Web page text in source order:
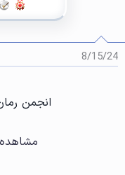
8/15/24
انجمن
مشاهده